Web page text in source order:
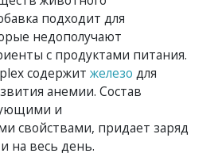
подходит для
недополучают
с продуктами питания.
содержит железо для
анемии. Состав
и
свойствами, придает заряд
на весь день.